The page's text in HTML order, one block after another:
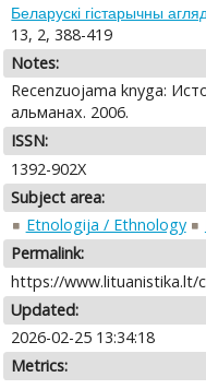
Беларускі гістарычны агляд
13, 2, 388-419
Notes:
Recenzuojama knyga:
альманах. 2006.
ISSN:
1392-902X
Subject area:
Etnologija / Ethnology
Permalink:
https://www.lituanistika.lt/
Updated:
2026-02-25 13:34:18
Metrics: